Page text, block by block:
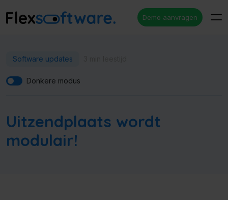
Demo aanvragen
Software updates
Donkere modus
Uitzendplaats wordt
modulair!